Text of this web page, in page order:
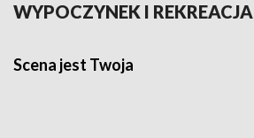
WYPOCZYNEK I REKREACJA
Scena jest Twoja